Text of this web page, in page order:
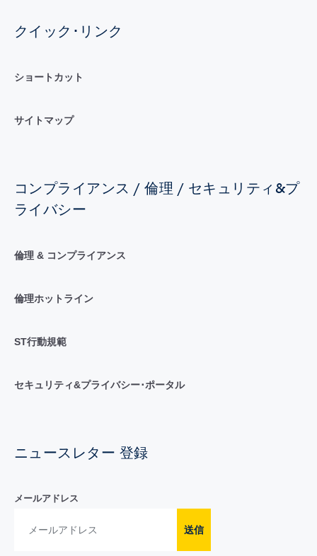
クイック･リンク
ショートカット
サイトマップ
コンプライアンス / 倫理 / セキュリティ&プ
ライバシー
倫理 & コンプライアンス
倫理ホットライン
ST行動規範
セキュリティ&プライバシー･ポータル
ニュースレター 登録
メールアドレス
送信